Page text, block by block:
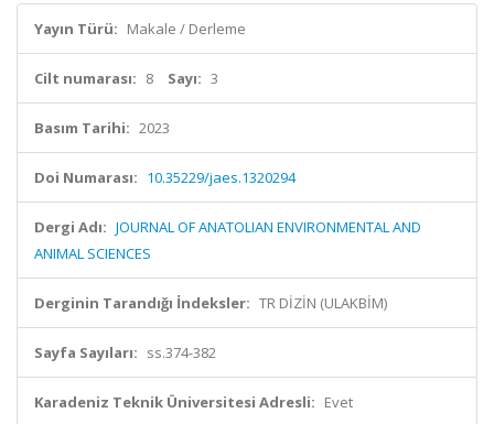
Yayın Türü: Makale / Derleme
Cilt numarası: 8 Sayı: 3
Basım Tarihi: 2023
Doi Numarası: 10.35229/jaes.1320294
Dergi Adı: JOURNAL OF ANATOLIAN ENVIRONMENTAL AND
ANIMAL SCIENCES
Derginin Tarandığı İndeksler: TR DİZİN (ULAKBİM)
Sayfa Sayıları: ss.374-382
Karadeniz Teknik Üniversitesi Adresli: Evet